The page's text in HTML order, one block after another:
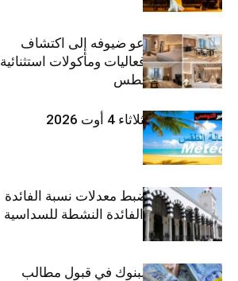
ذا إتش دبي يدعو ضيوفه إلى اكتشاف
تجارب إقامة وفعاليات ومأكولات استثنائية
خلال شهر أغسطس
طقس اليوم الثلاثاء 4 أوت 2026
وزارة المالية: ضبط معدلات نسبة الفائدة
الفعلية وحدود الفائدة النشطة للسداسية
الثانية
موعد انطلاق البنوك في قبول مطالب